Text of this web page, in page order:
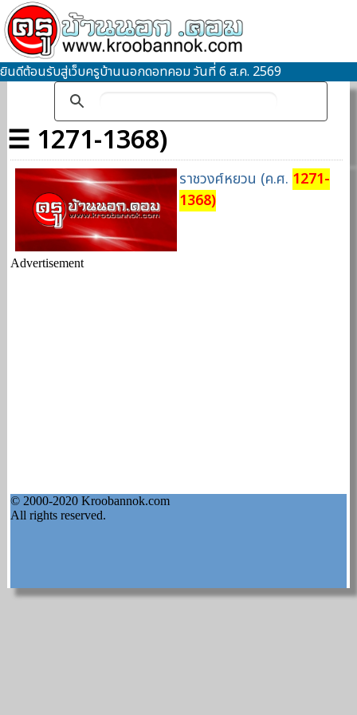
ยินดีต้อนรับสู่เว็บครูบ้านนอกดอทคอม วันที่ 6 ส.ค. 2569
☰ 1271-1368)
ราชวงศ์หยวน (ค.ศ. 1271-
1368)
Advertisement
© 2000-2020 Kroobannok.com
All rights reserved.